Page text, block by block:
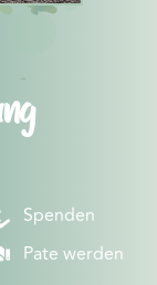
Spenden
Pate werden